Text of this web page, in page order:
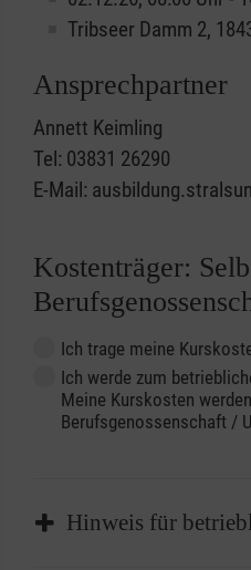
Tribseer Damm 2,
Ansprechpartner
Annett Keimling
Tel: 03831 26290
E-Mail:
Kostenträger:
Ich trage meine
Ich werde zum
Meine Kurskosten
Berufsgenossenschaft /
Hinweis für